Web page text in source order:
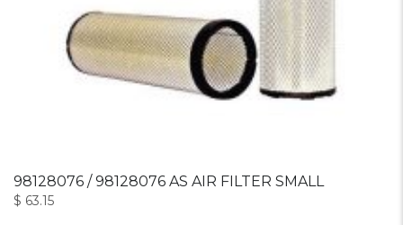
98128076 / 98128076 AS AIR FILTER SMALL
$ 63.15